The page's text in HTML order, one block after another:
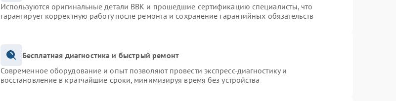
Используются оригинальные детали BBK и прошедшие сертификацию специалисты, что
гарантирует корректную работу после ремонта и сохранение гарантийных обязательств
Бесплатная диагностика и быстрый ремонт
Современное оборудование и опыт позволяют провести экспресс-диагностику и
восстановление в кратчайшие сроки, минимизируя время без устройства